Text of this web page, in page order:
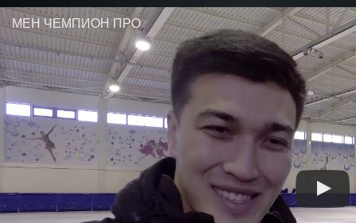
МЕН ЧЕМПИОН ПРО